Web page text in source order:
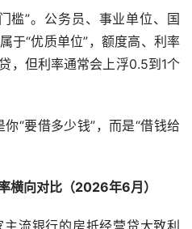
槛”。公务员、事业单位、国
于“优质单位”，额度高、利率
，但利率通常会上浮0.5到1个
“要借多少钱”，而是“借钱给
横向对比（2026年6月）
流银行的房抵经营贷大致利